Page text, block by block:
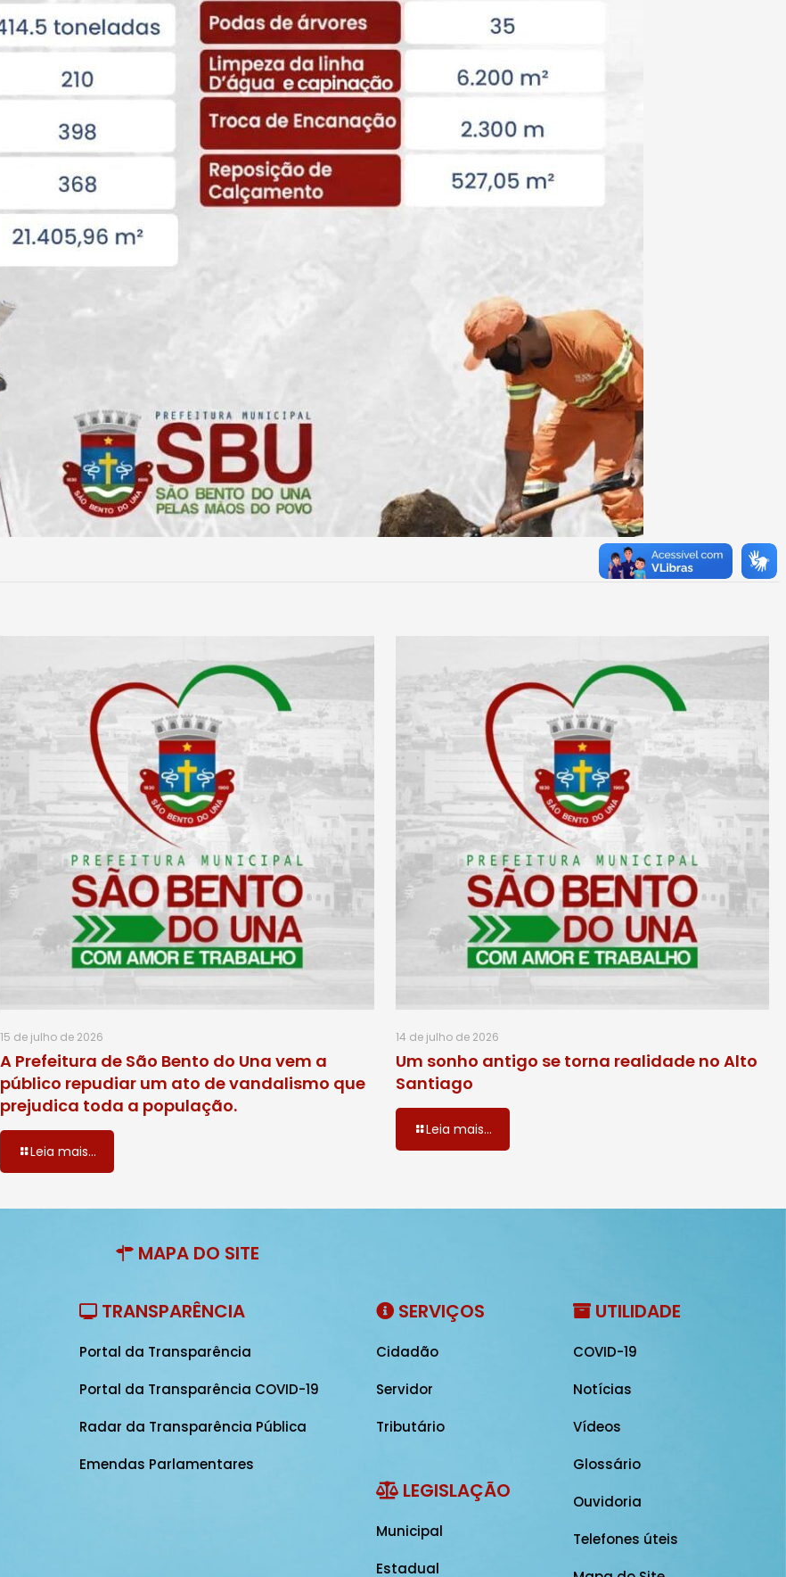
15 de julho de 2026
A Prefeitura de São Bento do Una vem a
público repudiar um ato de vandalismo que
prejudica toda a população.
Leia mais...
14 de julho de 2026
Um sonho antigo se torna realidade no Alto
Santiago
Leia mais...
MAPA DO SITE
TRANSPARÊNCIA
Portal da Transparência
Portal da Transparência COVID-19
Radar da Transparência Pública
Emendas Parlamentares
SERVIÇOS
Cidadão
Servidor
Tributário
LEGISLAÇÃO
Municipal
Estadual
UTILIDADE
COVID-19
Notícias
Vídeos
Glossário
Ouvidoria
Telefones úteis